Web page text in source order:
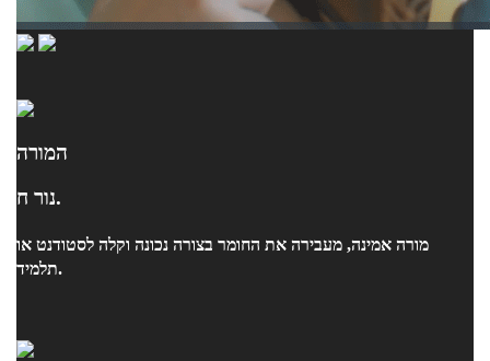
המורה
נור ח.
מורה אמינה, מעבירה את החומר בצורה נכונה וקלה לסטודנט או
תלמיד.